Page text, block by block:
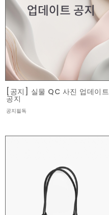
[공지] 실물 QC 사진 업데이트
공지
공지필독